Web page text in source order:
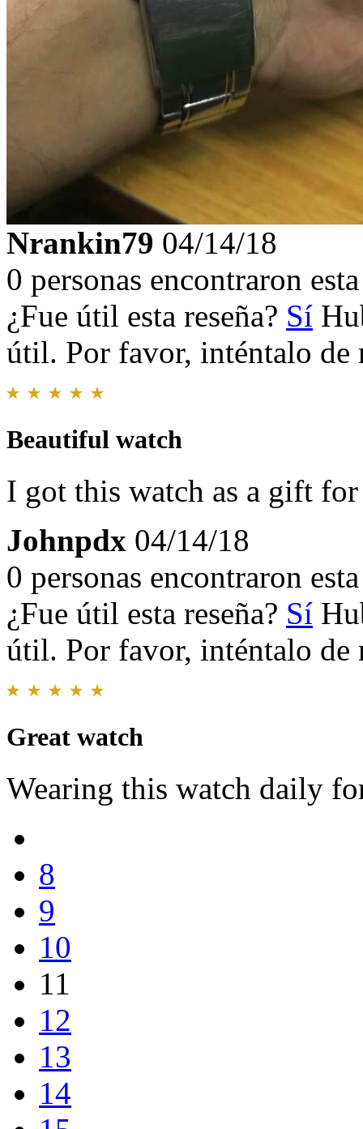
Nrankin79 04/14/18
0 personas encontraron
¿Fue útil esta reseña? Sí
útil. Por favor, inténtalo de
Beautiful watch
I got this watch as a gift
Johnpdx 04/14/18
0 personas encontraron
¿Fue útil esta reseña? Sí
útil. Por favor, inténtalo de
Great watch
Wearing this watch daily
8
9
10
11
12
13
14